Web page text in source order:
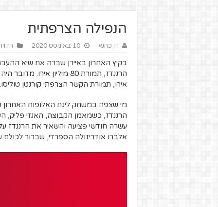
הנפילה הצרפתית
דן כהנא 10 באוגוסט 2020
בקיץ האחרון באיירן שברה את שיא
אירו, תמורת הקשר הצרפתי קורנטן טוליסו.
מי שצפה במשחק ליגת האלופות האחרון
הרננדז, כשמאמן הקבוצה, האנזי פליק,
עשרה חודשי פציעה והשאיר את הרננדז
אלברו אודריזולה הספרדי, שברור לכולם